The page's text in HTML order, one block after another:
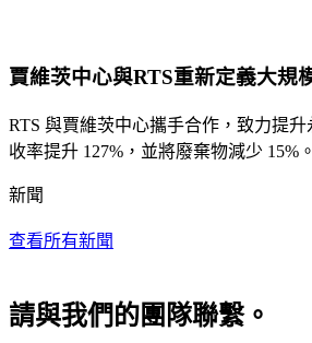
賈維茨中心與RTS重新定義大規
RTS 與賈維茨中心攜手合作，致力提
收率提升 127%，並將廢棄物減少 15%。
新聞
查看所有新聞
請與我們的團隊聯繫。